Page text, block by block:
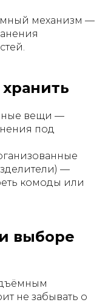
механизм —
вещи —
под
—
комоды или
выборе
не забывать о